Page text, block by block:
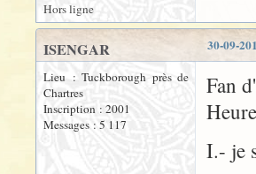
Hors ligne
30-09-
ISENGAR
Lieu : Tuckborough près de
Chartres
Inscription : 2001
Messages : 5 117
Fan
I.- je